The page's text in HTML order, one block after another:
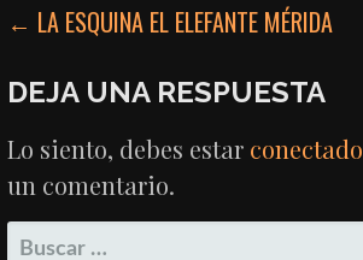
NAVEGACIÓN
DE
ENTRADAS
← LA ESQUINA EL ELEFANTE MÉRIDA
DEJA UNA RESPUESTA
Lo siento, debes estar conectado
un comentario.
BUSCAR: